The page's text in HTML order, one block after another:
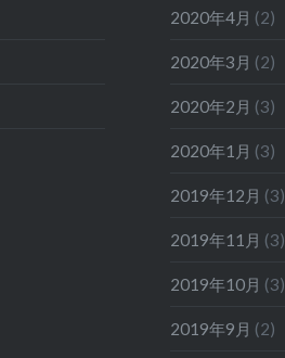
2020年4月 (2)
2020年3月 (2)
2020年2月 (3)
2020年1月 (3)
2019年12月 (3)
2019年11月 (3)
2019年10月 (3)
2019年9月 (2)